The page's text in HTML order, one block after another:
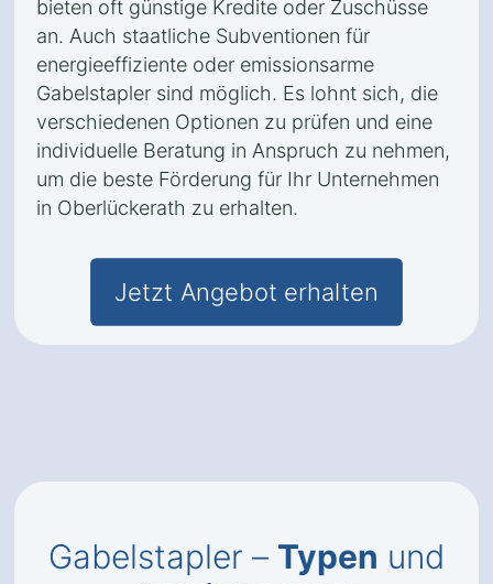
bieten oft günstige Kredite oder Zuschüsse
an. Auch staatliche Subventionen für
energieeffiziente oder emissionsarme
Gabelstapler sind möglich. Es lohnt sich, die
verschiedenen Optionen zu prüfen und eine
individuelle Beratung in Anspruch zu nehmen,
um die beste Förderung für Ihr Unternehmen
in Oberlückerath zu erhalten.
Jetzt Angebot erhalten
Gabelstapler – Typen und